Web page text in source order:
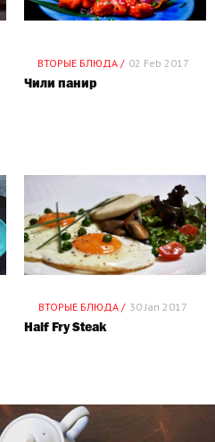
ВТОРЫЕ БЛЮДА / 02 Feb 2017
Чили панир
ВТОРЫЕ БЛЮДА / 30 Jan 2017
Half Fry Steak